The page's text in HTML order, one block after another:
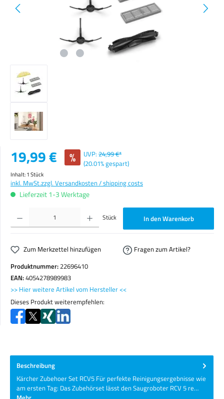
Verkaufspreis:
19,99 € % UVP: 24,99 €*
(20.01% gespart)
Inhalt:1 Stück
inkl. MwSt.zzgl. Versandkosten / shipping costs
Lieferzeit 1-3 Werktage
Produkt Anzahl: Gib den gewünschten Wert ein oder benutze die Schaltflächen um die Anzahl zu
Stück In den Warenkorb
Zum Merkzettel hinzufügen
Fragen zum Artikel?
Produktnummer:22696410
EAN:4054278989983
>> Hier weitere Artikel vom Hersteller <<
Dieses Produkt weiterempfehlen:
Beschreibung
Kärcher Zubehoer Set RCV5 Für perfekte Reinigungsergebnisse wie
am ersten Tag: Das Zubehörset lässt den Saugroboter RCV 5 re…